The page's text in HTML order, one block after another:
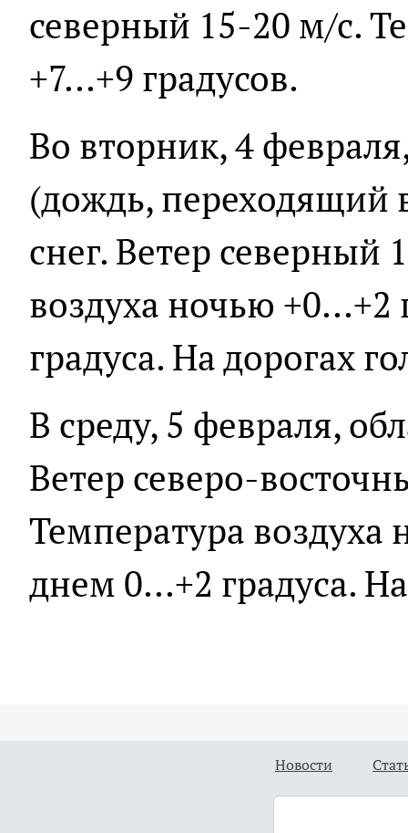
северный 15-20 м/с.
+7...+9 градусов.
Во вторник, 4
(дождь, переходящий
снег. Ветер северный
воздуха ночью +0...+2
градуса. На дорогах
В среду, 5 февраля,
Ветер северо-
Температура воздуха
днем 0...+2 градуса.
Новости